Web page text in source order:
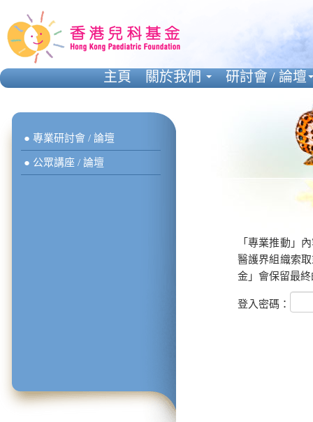
● 專業研討會 / 論壇
● 公眾講座 / 論壇
「專業推動」
醫護界組織索
金」會保留最
登入密碼：
主頁 關於我們 研討會 / 論壇